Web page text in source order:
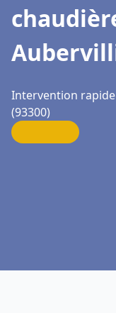
Intervention
(93300)